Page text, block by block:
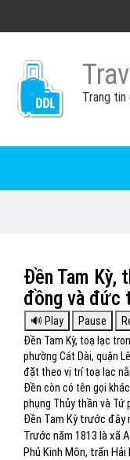
Trang tin
Đền Tam Kỳ,
đồng và đức
Đền Tam Kỳ, toạ lạc
phường Cát Dài, quận
đặt theo vị trí toạ lạc
Đền còn có tên gọi
phụng Thủy thần và Tứ
Đền Tam Kỳ trước đây
Trước năm 1813 là xã
Phủ Kinh Môn, trấn